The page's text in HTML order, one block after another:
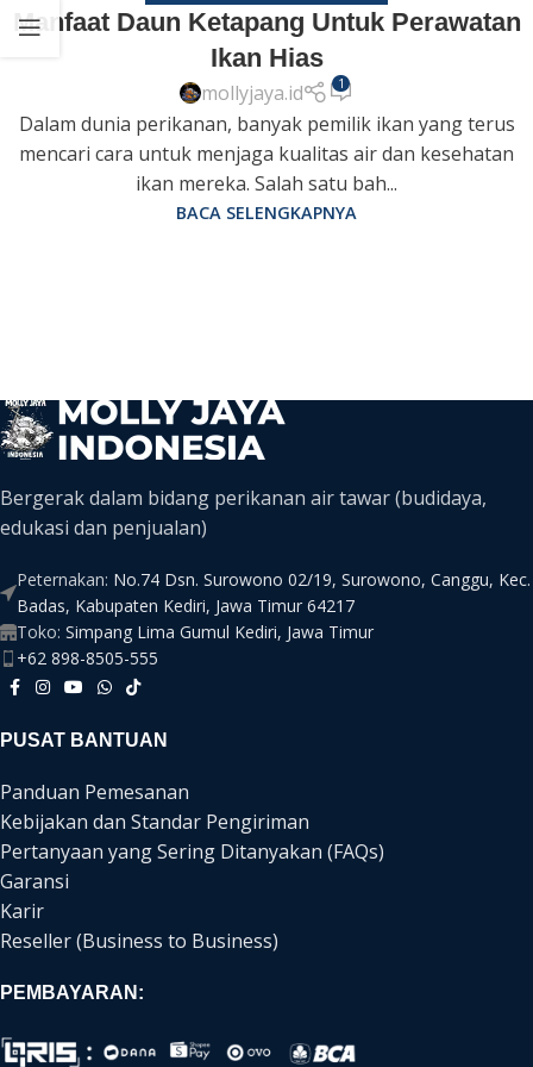
Manfaat Daun Ketapang Untuk Perawatan
Ikan Hias
mollyjaya.id 1
Dalam dunia perikanan, banyak pemilik ikan yang terus
mencari cara untuk menjaga kualitas air dan kesehatan
ikan mereka. Salah satu bah...
BACA SELENGKAPNYA
Bergerak dalam bidang perikanan air tawar (budidaya,
edukasi dan penjualan)
Peternakan: No.74 Dsn. Surowono 02/19, Surowono, Canggu, Kec.
Badas, Kabupaten Kediri, Jawa Timur 64217
Toko: Simpang Lima Gumul Kediri, Jawa Timur
+62 898-8505-555
PUSAT BANTUAN
Panduan Pemesanan
Kebijakan dan Standar Pengiriman
Pertanyaan yang Sering Ditanyakan (FAQs)
Garansi
Karir
Reseller (Business to Business)
PEMBAYARAN: